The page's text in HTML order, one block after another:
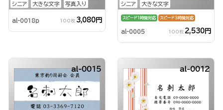
シニア 大きな文字 写真入り
al-0018p 100枚 3,080円
シニア 大きな文字
スピード1時間対応 スピード3時間対応
al-0005 100枚 2,530円
al-0015 al-0012